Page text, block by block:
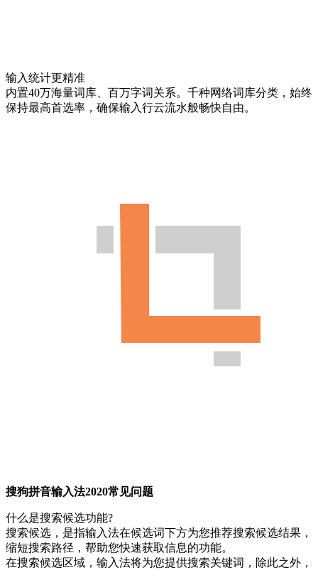
输入统计更精准
内置40万海量词库、百万字词关系。千种网络词库分类，始终
保持最高首选率，确保输入行云流水般畅快自由。
搜狗拼音输入法2020常见问题
什么是搜索候选功能?
搜索候选，是指输入法在候选词下方为您推荐搜索候选结果，
缩短搜索路径，帮助您快速获取信息的功能。
在搜索候选区域，输入法将为您提供搜索关键词，除此之外，